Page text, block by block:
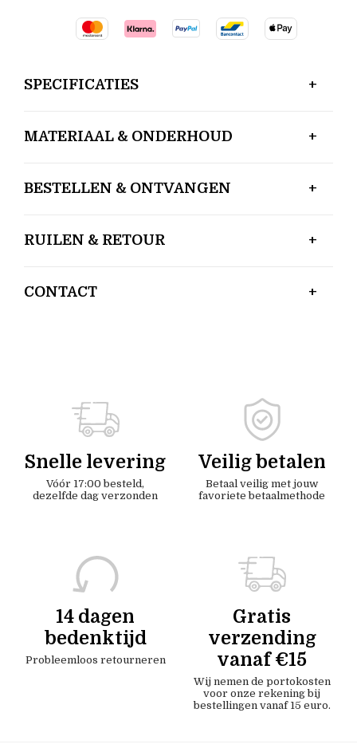
SPECIFICATIES
MATERIAAL & ONDERHOUD
BESTELLEN & ONTVANGEN
RUILEN & RETOUR
CONTACT
Snelle levering
Vóór 17:00 besteld,
dezelfde dag verzonden
Veilig betalen
Betaal veilig met jouw
favoriete betaalmethode
14 dagen
bedenktijd
Probleemloos retourneren
Gratis
verzending
vanaf €15
Wij nemen de portokosten
voor onze rekening bij
bestellingen vanaf 15 euro.